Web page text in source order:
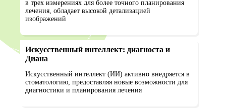
в трех измерениях для более точного планирования
лечения, обладает высокой детализацией
изображений
Искусственный интеллект: диагноста и
Диана
Искусственный интеллект (ИИ) активно внедряется в
стоматологию, предоставляя новые возможности для
диагностики и планирования лечения